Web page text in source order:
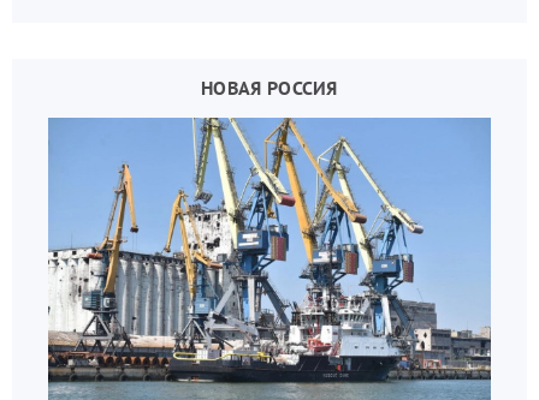
НОВАЯ РОССИЯ